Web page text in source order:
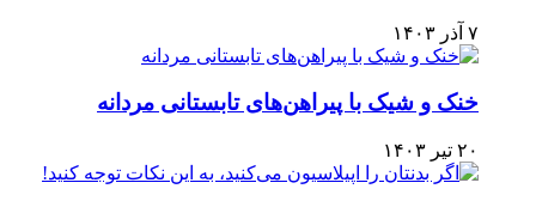
۷ آذر ۱۴۰۳
خنک و شیک با پیراهن‌های تابستانی مردانه
۲۰ تیر ۱۴۰۳